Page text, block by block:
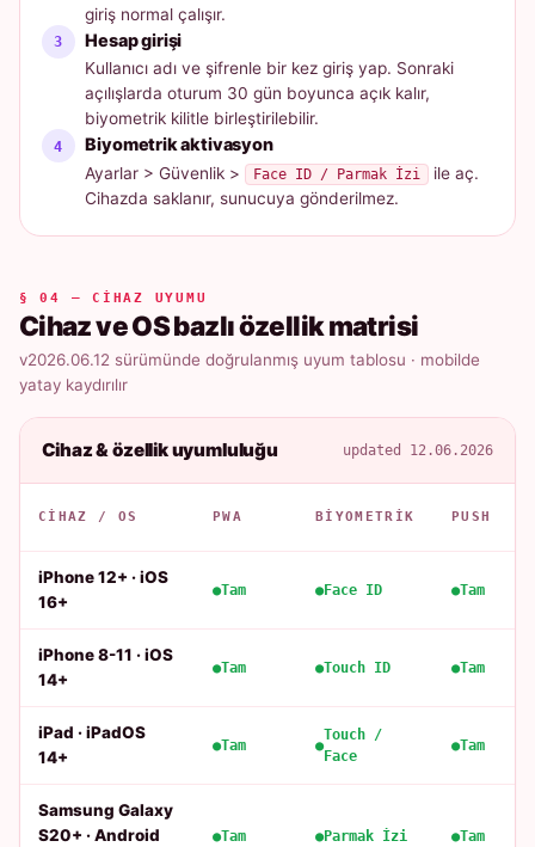
giriş normal çalışır.
Hesap girişi
Kullanıcı adı ve şifrenle bir kez giriş yap. Sonraki
açılışlarda oturum 30 gün boyunca açık kalır,
biyometrik kilitle birleştirilebilir.
Biyometrik aktivasyon
Ayarlar > Güvenlik > Face ID / Parmak İzi
ile aç.
Cihazda saklanır, sunucuya gönderilmez.
§ 04 — CIHAZ UYUMU
Cihaz ve OS bazlı özellik matrisi
v2026.06.12 sürümünde doğrulanmış uyum tablosu · mobilde
yatay kaydırılır
Cihaz & özellik uyumluluğu updated 12.06.2026
CIHAZ / OS PWA BIYOMETRIK PUSH
iPhone 12+ · iOS
16+
Tam Face ID Tam
iPhone 8-11 · iOS
14+
Tam Touch ID Tam
iPad · iPadOS
14+
Tam
Touch /
Face
Tam
Samsung Galaxy
S20+ · Android
Tam Parmak İzi Tam